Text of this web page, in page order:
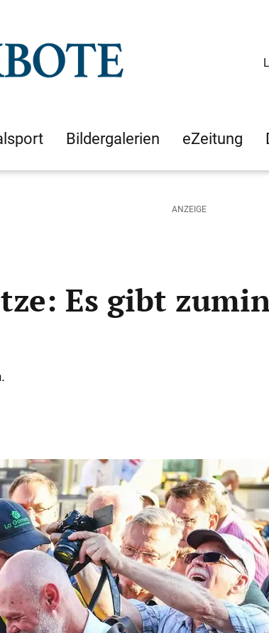
Bildergalerien eZeitung
Es gibt